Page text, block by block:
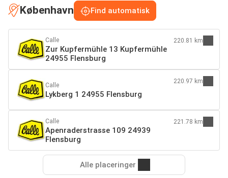
København Find automatisk
Calle
Zur Kupfermühle 13 Kupfermühle
24955 Flensburg
220.81 km
Calle
Lykberg 1 24955 Flensburg
220.97 km
Calle
Apenraderstrasse 109 24939
Flensburg
221.78 km
Alle placeringer